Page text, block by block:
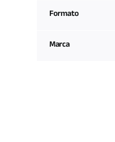
Formato
Marca